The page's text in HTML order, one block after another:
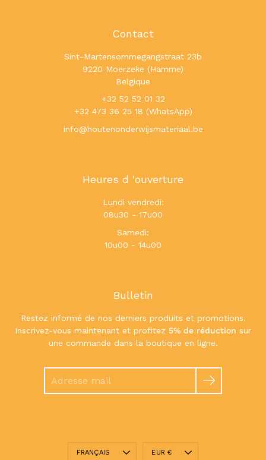
Contact
Sint-Martensommegangstraat 23b
9220 Moerzeke (Hamme)
Belgique
+32 52 52 01 32
+32 473 36 25 18 (WhatsApp)
info@houtenonderwijsmateriaal.be
Heures d 'ouverture
Lundi vendredi:
08u30 - 17u00
Samedi:
10u00 - 14u00
Bulletin
Restez informé de nos derniers produits et promotions.
Inscrivez-vous maintenant et profitez 5% de réduction sur
une commande dans la boutique en ligne.
Langue
FRANÇAIS Devise
EUR €